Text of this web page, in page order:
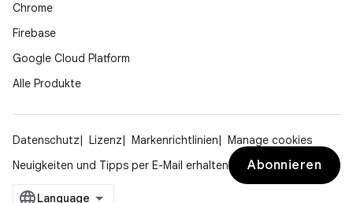
Chrome
Firebase
Google Cloud Platform
Alle Produkte
Datenschutz Lizenz Markenrichtlinien
Manage cookies
Neuigkeiten und Tipps per E-Mail erhalten
Abonnieren